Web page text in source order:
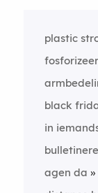
plastic
black
in
agen da